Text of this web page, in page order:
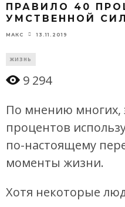
ПРАВИЛО 40
УМСТВЕННОЙ
МАКС 13.11.2019
ЖИЗНЬ
9 294
По мнению многих,
процентов
по-настоящему
моменты жизни.
Хотя некоторые